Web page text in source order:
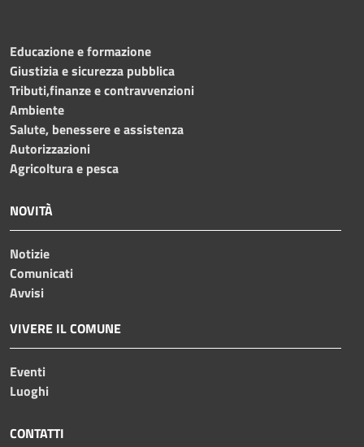
Educazione e formazione
Giustizia e sicurezza pubblica
Tributi,finanze e contravvenzioni
Ambiente
Salute, benessere e assistenza
Autorizzazioni
Agricoltura e pesca
NOVITÀ
Notizie
Comunicati
Avvisi
VIVERE IL COMUNE
Eventi
Luoghi
CONTATTI